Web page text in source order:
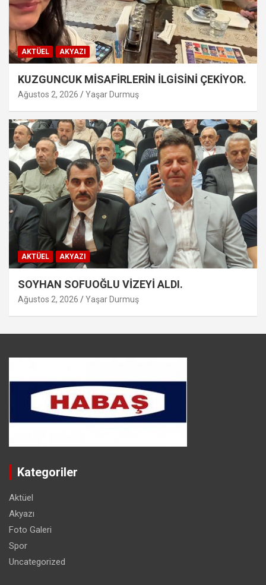
AKTÜEL AKYAZI
KUZGUNCUK MİSAFİRLERİN İLGİSİNİ ÇEKİYOR.
Ağustos 2, 2026 Yaşar Durmuş
AKTÜEL AKYAZI
SOYHAN SOFUOĞLU VİZEYİ ALDI.
Ağustos 2, 2026 Yaşar Durmuş
Kategoriler
Aktüel
Akyazı
Foto Galeri
Spor
Uncategorized